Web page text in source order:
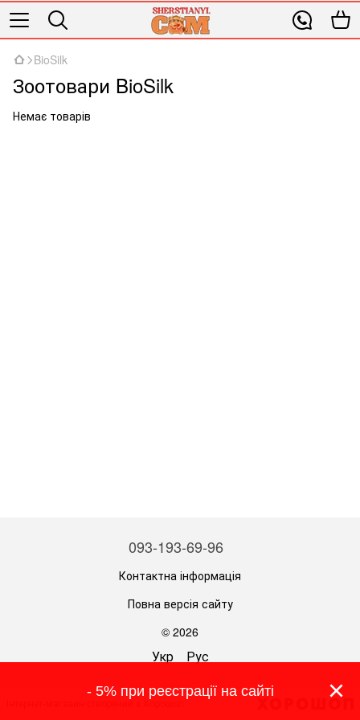
BioSilk
Зоотовари BioSilk
Немає товарів
093-193-69-96
Контактна інформація
Повна версія сайту
© 2026
Укр Рус
Інтернет-магазин створений з Хорошоп ×
- 5% при реєстрації на сайті